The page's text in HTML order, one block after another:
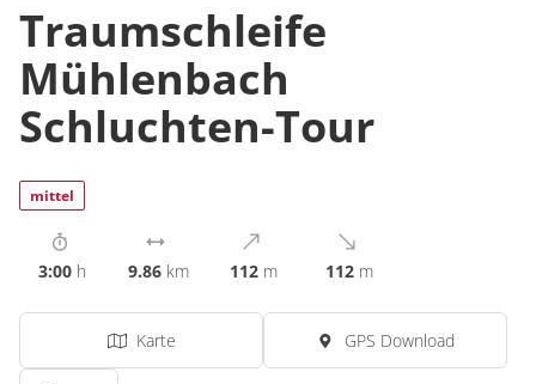
Traumschleife
Mühlenbach
Schluchten-Tour
mittel
3:00 h 9.86 km 112 m 112 m
Karte GPS Download